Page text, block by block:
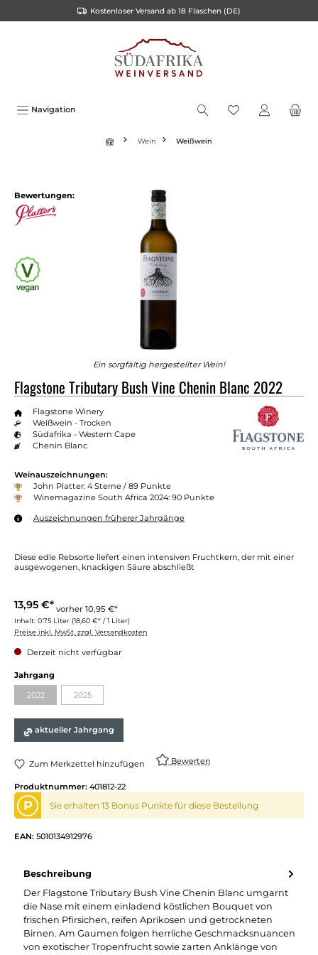
Kostenloser Versand ab 18 Flaschen (DE)
Navigation
Wein Weißwein
Bewertungen:
Ein sorgfältig hergestellter Wein!
Flagstone Tributary Bush Vine Chenin Blanc 2022
Flagstone Winery
Weißwein - Trocken
Südafrika - Western Cape
Chenin Blanc
Weinauszeichnungen:
John Platter: 4 Sterne / 89 Punkte
Winemagazine South Africa 2024: 90 Punkte
Auszeichnungen früherer Jahrgänge
Diese edle Rebsorte liefert einen intensiven Fruchtkern, der mit einer
ausgewogenen, knackigen Säure abschließt
13,95 €* vorher 10,95 €*
Inhalt: 0.75 Liter (18,60 €* / 1 Liter)
Preise inkl. MwSt. zzgl. Versandkosten
Derzeit nicht verfügbar
Jahrgang
2022 2025
aktueller Jahrgang
Zum Merkzettel hinzufügen Bewerten
Produktnummer: 401812-22
P Sie erhalten 13 Bonus Punkte für diese Bestellung
EAN: 5010134912976
Beschreibung
Der Flagstone Tributary Bush Vine Chenin Blanc umgarnt
die Nase mit einem einladend köstlichen Bouquet von
frischen Pfirsichen, reifen Aprikosen und getrockneten
Birnen. Am Gaumen folgen herrliche Geschmacksnuancen
von exotischer Tropenfrucht sowie zarten Anklänge von